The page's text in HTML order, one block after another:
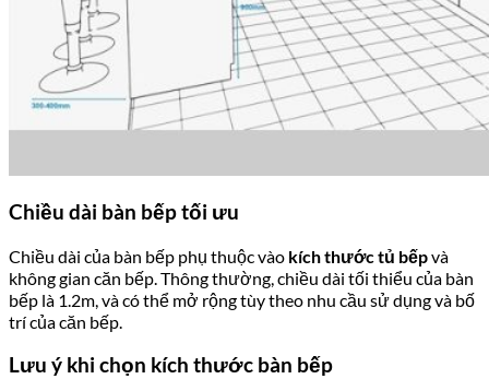
Chiều dài bàn bếp tối ưu
Chiều dài của bàn bếp phụ thuộc vào kích thước tủ bếpvà
không gian căn bếp. Thông thường, chiều dài tối thiểu của bàn
bếp là 1.2m, và có thể mở rộng tùy theo nhu cầu sử dụng và bố
trí của căn bếp.
Lưu ý khi chọn kích thước bàn bếp